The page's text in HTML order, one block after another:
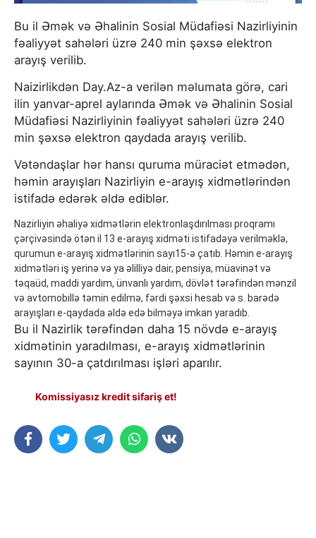
Bu il Əmək və Əhalinin Sosial Müdafiəsi Nazirliyinin
fəaliyyət sahələri üzrə 240 min şəxsə elektron
arayış verilib.
Naizirlikdən Day.Az-a verilən məlumata görə, cari
ilin yanvar-aprel aylarında Əmək və Əhalinin Sosial
Müdafiəsi Nazirliyinin fəaliyyət sahələri üzrə 240
min şəxsə elektron qaydada arayış verilib.
Vətəndaşlar hər hansı quruma müraciət etmədən,
həmin arayışları Nazirliyin e-arayış xidmətlərindən
istifadə edərək əldə ediblər.
Nazirliyin əhaliyə xidmətlərin elektronlaşdırılması proqramı
çərçivəsində ötən il 13 e-arayış xidməti istifadəyə verilməklə,
qurumun e-arayış xidmətlərinin sayı15-ə çatıb. Həmin e-arayış
xidmətləri iş yerinə və ya əlilliyə dair, pensiya, müavinət və
təqaüd, maddi yardım, ünvanlı yardım, dövlət tərəfindən mənzil
və avtomobillə təmin edilmə, fərdi şəxsi hesab və s. barədə
arayışları e-qaydada əldə edə bilməyə imkan yaradıb.
Bu il Nazirlik tərəfindən daha 15 növdə e-arayış
xidmətinin yaradılması, e-arayış xidmətlərinin
sayının 30-a çatdırılması işləri aparılır.
Komissiyasız kredit sifariş et!